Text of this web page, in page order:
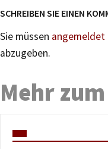
SCHREIBEN SIE EINEN
Sie müssen angemeldet
abzugeben.
Mehr